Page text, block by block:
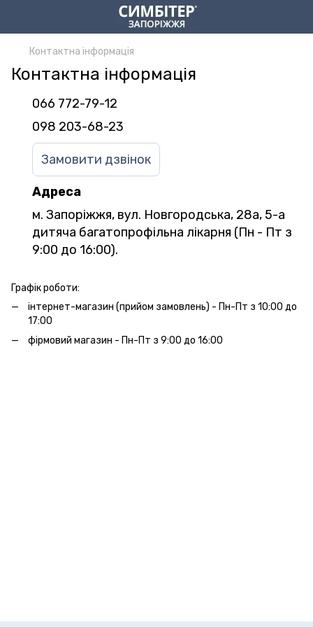
Контактна інформація
Контактна інформація
066 772-79-12
098 203-68-23
Замовити дзвінок
Адреса
м. Запоріжжя, вул. Новгородська, 28а, 5-а
дитяча багатопрофільна лікарня (Пн - Пт з
9:00 до 16:00).
Графік роботи:
інтернет-магазин (прийом замовлень) - Пн-Пт з 10:00 до
17:00
фірмовий магазин - Пн-Пт з 9:00 до 16:00